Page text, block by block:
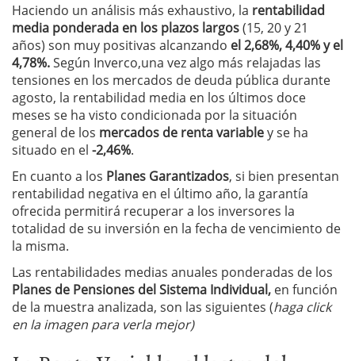
Haciendo un análisis más exhaustivo, la rentabilidad
media ponderada en los plazos largos(15, 20 y 21
años) son muy positivas alcanzando el 2,68%, 4,40% y el
4,78%.Según Inverco,una vez algo más relajadas las
tensiones en los mercados de deuda pública durante
agosto, la rentabilidad media en los últimos doce
meses se ha visto condicionada por la situación
general de los mercados de renta variabley se ha
situado en el -2,46%.
En cuanto a los Planes Garantizados, si bien presentan
rentabilidad negativa en el último año, la garantía
ofrecida permitirá recuperar a los inversores la
totalidad de su inversión en la fecha de vencimiento de
la misma.
Las rentabilidades medias anuales ponderadas de los
Planes de Pensiones del Sistema Individual, en función
de la muestra analizada, son las siguientes (haga click
en la imagen para verla mejor)